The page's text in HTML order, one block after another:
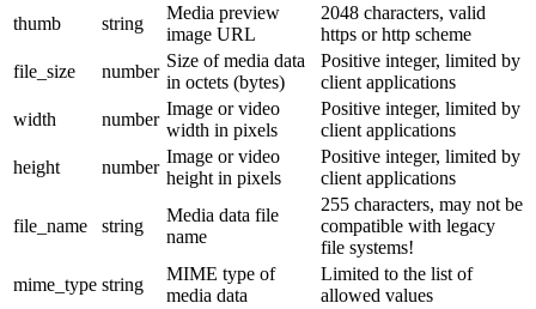
thumb
string
Media preview
image URL
2048 characters, valid
https or http scheme
file_size
number
Size of media data
in octets (bytes)
Positive integer, limited by
client applications
width
number
Image or video
width in pixels
Positive integer, limited by
client applications
height
number
Image or video
height in pixels
Positive integer, limited by
client applications
file_name string
Media data file
name
255 characters, may not be
compatible with legacy
file systems!
mime_type string
MIME type of
media data
Limited to the list of
allowed values